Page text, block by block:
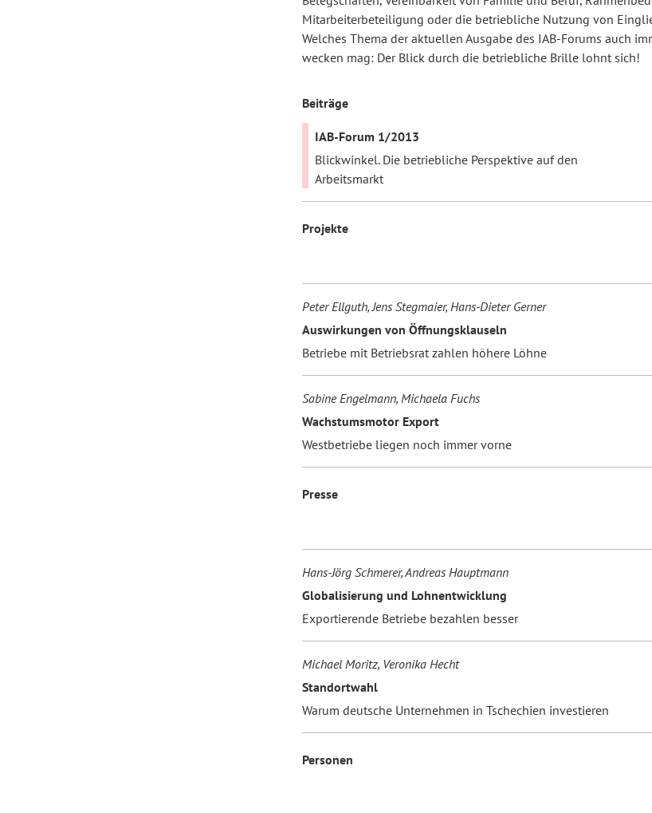
Mitarbeiterbeteiligung oder die betriebliche Nutzung von
Welches Thema der aktuellen Ausgabe des IAB-Forums auch
wecken mag: Der Blick durch die betriebliche Brille lohnt sich!
Beiträge
IAB-Forum 1/2013
Blickwinkel. Die betriebliche Perspektive auf den
Arbeitsmarkt
Projekte
Peter Ellguth, Jens Stegmaier, Hans-Dieter Gerner
Auswirkungen von Öffnungsklauseln
Betriebe mit Betriebsrat zahlen höhere Löhne
Sabine Engelmann, Michaela Fuchs
Wachstumsmotor Export
Westbetriebe liegen noch immer vorne
Presse
Hans-Jörg Schmerer, Andreas Hauptmann
Globalisierung und Lohnentwicklung
Exportierende Betriebe bezahlen besser
Michael Moritz, Veronika Hecht
Standortwahl
Warum deutsche Unternehmen in Tschechien investieren
Personen